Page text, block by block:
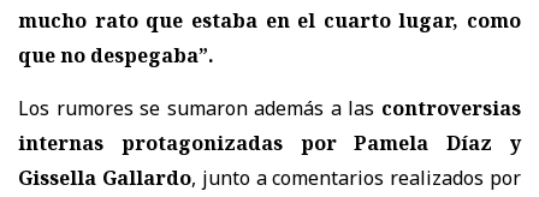
mucho rato que estaba en el cuarto lugar, como
que no despegaba”.
Los rumores se sumaron además a las controversias
internas protagonizadas por Pamela Díaz y
Gissella Gallardo, junto a comentarios realizados por